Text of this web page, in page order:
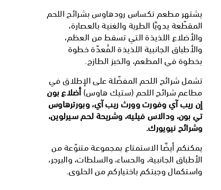
يشتهر مطعم تكساس رودهاوس بشرائح اللحم
المقطّعة يدويًا الطرية والغنية بالعصارة،
والأضلاع اللذيذة التي تسقط من العظم،
والأطباق الجانبية اللذيذة المُعدّة خطوة
بخطوة في المطعم، والخبز الطازج.
تشمل شرائح اللحم المفضّلة على الإطلاق في
مطاعم شرائح اللحم (ستيك هاوس)أضلاع بون
إن ريب آي وفورت وورث ريب آي، وبورترهاوس
تي بون، ودالاس فيليه، وشريحة لحم سيرلوين،
وشرائح نيويورك.
يمكنكم أيضًا الاستمتاع بمجموعة متنوّعة من
الأطباق الجانبية، والحساء، والسلطات، والبرجر،
واستكمال وجبتكم باختياركم من الحلوى.